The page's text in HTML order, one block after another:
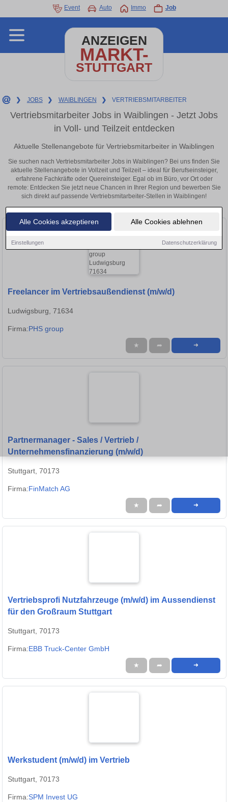
Alle Cookies akzeptieren Alle Cookies ablehnen
Einstellungen Datenschutzerklärung
Event Auto Immo Job
ANZEIGEN
MARKT-
STUTTGART
❯ JOBS ❯ WAIBLINGEN ❯ VERTRIEBSMITARBEITER
Vertriebsmitarbeiter Jobs in Waiblingen - Jetzt Jobs
in Voll- und Teilzeit entdecken
Aktuelle Stellenangebote für Vertriebsmitarbeiter in Waiblingen
Sie suchen nach Vertriebsmitarbeiter Jobs in Waiblingen? Bei uns finden Sie
aktuelle Stellenangebote in Vollzeit und Teilzeit – ideal für Berufseinsteiger,
erfahrene Fachkräfte oder Quereinsteiger. Egal ob im Büro, vor Ort oder
remote: Entdecken Sie jetzt neue Chancen in Ihrer Region und bewerben Sie
sich direkt auf passende Vertriebsmitarbeiter-Stellen in Waiblingen!
Freelancer im Vertriebsaußendienst (m/w/d)
Ludwigsburg, 71634
Firma:PHS group
★ ➦ ➜
Partnermanager - Sales / Vertrieb /
Unternehmensfinanzierung (m/w/d)
Stuttgart, 70173
Firma:FinMatch AG
★ ➦ ➜
Vertriebsprofi Nutzfahrzeuge (m/w/d) im Aussendienst
für den Großraum Stuttgart
Stuttgart, 70173
Firma:EBB Truck-Center GmbH
★ ➦ ➜
Werkstudent (m/w/d) im Vertrieb
Stuttgart, 70173
Firma:SPM Invest UG